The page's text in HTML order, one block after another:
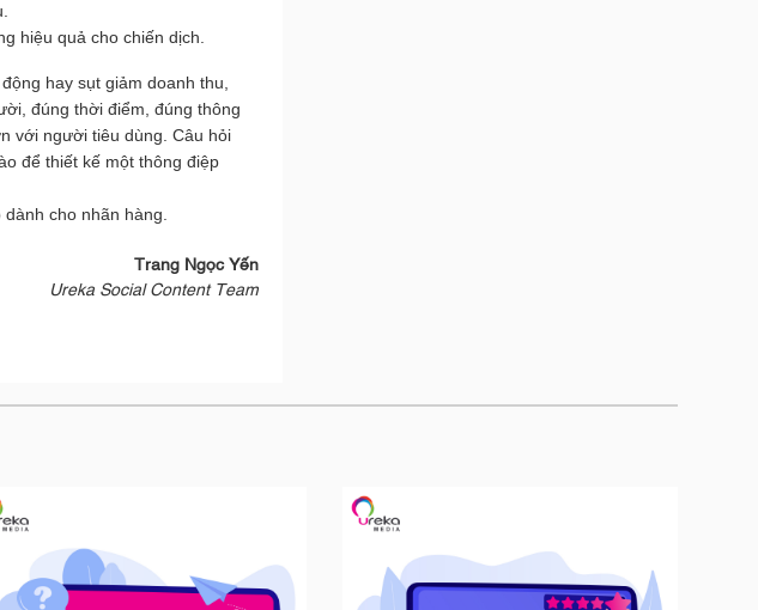
hiệu quả cho chiến dịch.
hay sụt giảm doanh thu,
đúng thời điểm, đúng thông
với người tiêu dùng. Câu hỏi
để thiết kế một thông điệp
cho nhãn hàng.
Trang Ngọc Yến
Ureka Social Content Team